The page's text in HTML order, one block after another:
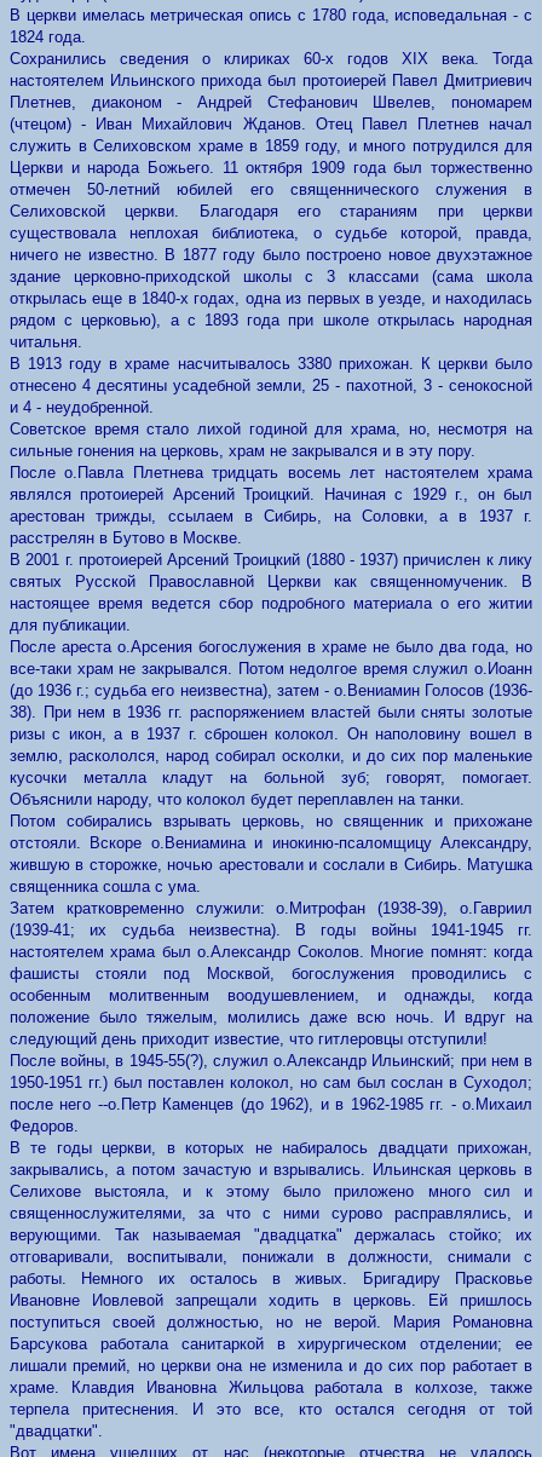
В церкви имелась метрическая опись с 1780 года, исповедальная - с
1824 года.
Сохранились сведения о клириках 60-х годов XIX века. Тогда
настоятелем Ильинского прихода был протоиерей Павел Дмитриевич
Плетнев, диаконом - Андрей Стефанович Швелев, пономарем
(чтецом) - Иван Михайлович Жданов. Отец Павел Плетнев начал
служить в Селиховском храме в 1859 году, и много потрудился для
Церкви и народа Божьего. 11 октября 1909 года был торжественно
отмечен 50-летний юбилей его священнического служения в
Селиховской церкви. Благодаря его стараниям при церкви
существовала неплохая библиотека, о судьбе которой, правда,
ничего не известно. В 1877 году было построено новое двухэтажное
здание церковно-приходской школы с 3 классами (сама школа
открылась еще в 1840-х годах, одна из первых в уезде, и находилась
рядом с церковью), а с 1893 года при школе открылась народная
читальня.
В 1913 году в храме насчитывалось 3380 прихожан. К церкви было
отнесено 4 десятины усадебной земли, 25 - пахотной, 3 - сенокосной
и 4 - неудобренной.
Советское время стало лихой годиной для храма, но, несмотря на
сильные гонения на церковь, храм не закрывался и в эту пору.
После о.Павла Плетнева тридцать восемь лет настоятелем храма
являлся протоиерей Арсений Троицкий. Начиная с 1929 г., он был
арестован трижды, ссылаем в Сибирь, на Соловки, а в 1937 г.
расстрелян в Бутово в Москве.
В 2001 г. протоиерей Арсений Троицкий (1880 - 1937) причислен к лику
святых Русской Православной Церкви как священномученик. В
настоящее время ведется сбор подробного материала о его житии
для публикации.
После ареста о.Арсения богослужения в храме не было два года, но
все-таки храм не закрывался. Потом недолгое время служил о.Иоанн
(до 1936 г.; судьба его неизвестна), затем - о.Вениамин Голосов (1936-
38). При нем в 1936 гг. распоряжением властей были сняты золотые
ризы с икон, а в 1937 г. сброшен колокол. Он наполовину вошел в
землю, раскололся, народ собирал осколки, и до сих пор маленькие
кусочки металла кладут на больной зуб; говорят, помогает.
Объяснили народу, что колокол будет переплавлен на танки.
Потом собирались взрывать церковь, но священник и прихожане
отстояли. Вскоре о.Вениамина и инокиню-псаломщицу Александру,
жившую в сторожке, ночью арестовали и сослали в Сибирь. Матушка
священника сошла с ума.
Затем кратковременно служили: о.Митрофан (1938-39), о.Гавриил
(1939-41; их судьба неизвестна). В годы войны 1941-1945 гг.
настоятелем храма был о.Александр Соколов. Многие помнят: когда
фашисты стояли под Москвой, богослужения проводились с
особенным молитвенным воодушевлением, и однажды, когда
положение было тяжелым, молились даже всю ночь. И вдруг на
следующий день приходит известие, что гитлеровцы отступили!
После войны, в 1945-55(?), служил о.Александр Ильинский; при нем в
1950-1951 гг.) был поставлен колокол, но сам был сослан в Суходол;
после него --о.Петр Каменцев (до 1962), и в 1962-1985 гг. - о.Михаил
Федоров.
В те годы церкви, в которых не набиралось двадцати прихожан,
закрывались, а потом зачастую и взрывались. Ильинская церковь в
Селихове выстояла, и к этому было приложено много сил и
священнослужителями, за что с ними сурово расправлялись, и
верующими. Так называемая "двадцатка" держалась стойко; их
отговаривали, воспитывали, понижали в должности, снимали с
работы. Немного их осталось в живых. Бригадиру Прасковье
Ивановне Иовлевой запрещали ходить в церковь. Ей пришлось
поступиться своей должностью, но не верой. Мария Романовна
Барсукова работала санитаркой в хирургическом отделении; ее
лишали премий, но церкви она не изменила и до сих пор работает в
храме. Клавдия Ивановна Жильцова работала в колхозе, также
терпела притеснения. И это все, кто остался сегодня от той
"двадцатки".
Вот имена ушедших от нас (некоторые отчества не удалось